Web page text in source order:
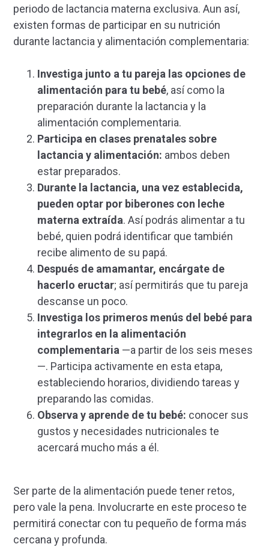
periodo de lactancia materna exclusiva. Aun así,
existen formas de participar en su nutrición
durante lactancia y alimentación complementaria:
Investiga junto a tu pareja las opciones de
alimentación para tu bebé, así como la
preparación durante la lactancia y la
alimentación complementaria.
Participa en clases prenatales sobre
lactancia y alimentación: ambos deben
estar preparados.
Durante la lactancia, una vez establecida,
pueden optar por biberones con leche
materna extraída. Así podrás alimentar a tu
bebé, quien podrá identificar que también
recibe alimento de su papá.
Después de amamantar, encárgate de
hacerlo eructar; así permitirás que tu pareja
descanse un poco.
Investiga los primeros menús del bebé para
integrarlos en la alimentación
complementaria —a partir de los seis meses
—. Participa activamente en esta etapa,
estableciendo horarios, dividiendo tareas y
preparando las comidas.
Observa y aprende de tu bebé: conocer sus
gustos y necesidades nutricionales te
acercará mucho más a él.
Ser parte de la alimentación puede tener retos,
pero vale la pena. Involucrarte en este proceso te
permitirá conectar con tu pequeño de forma más
cercana y profunda.